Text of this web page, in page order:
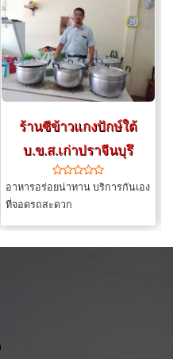
ร้านซีข้าวแกงปักษ์ใต้
บ.ข.ส.เก่าปราจีนบุรึ
อาหารอร่อยน่าทาน บริการกันเอง
ที่จอดรถสะดวก